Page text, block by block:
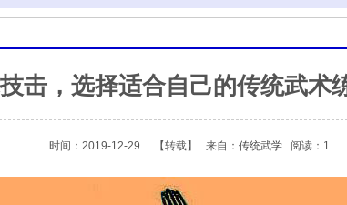
击，选择适合自己的传统武术
时间：2019-12-29 【转载】 来自： 传统武学 阅读：1